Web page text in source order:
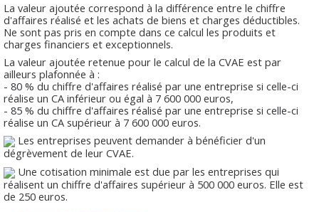
La valeur ajoutée correspond à la différence entre le chiffre
d'affaires réalisé et les achats de biens et charges déductibles.
Ne sont pas pris en compte dans ce calcul les produits et
charges financiers et exceptionnels.
La valeur ajoutée retenue pour le calcul de la CVAE est par
ailleurs plafonnée à :
- 80 % du chiffre d'affaires réalisé par une entreprise si celle-ci
réalise un CA inférieur ou égal à 7 600 000 euros,
- 85 % du chiffre d'affaires réalisé par une entreprise si celle-ci
réalise un CA supérieur à 7 600 000 euros.
Les entreprises peuvent demander à bénéficier d'un
dégrèvement de leur CVAE.
Une cotisation minimale est due par les entreprises qui
réalisent un chiffre d'affaires supérieur à 500 000 euros. Elle est
de 250 euros.